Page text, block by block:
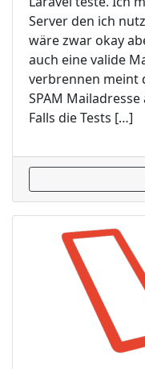
Server den ich
wäre zwar okay
auch eine valide
verbrennen meint
SPAM
Falls die Tests […]